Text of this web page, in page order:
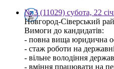
№ 3 (11029) субота, 22
Новгород-Сіверський
Вимоги до кандидатів:
- повна вища юридична
- стаж роботи на
- вільне володіння
- вміння працювати на